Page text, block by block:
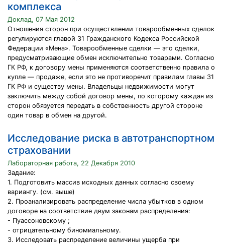
комплекса
Доклад, 07 Мая 2012
Отношения сторон при осуществлении товарообменных сделок
регулируются главой 31 Гражданского Кодекса Российской
Федерации «Мена». Товарообменные сделки — это сделки,
предусматривающие обмен исключительно товарами. Согласно
ГК РФ, к договору мены применяются соответственно правила о
купле — продаже, если это не противоречит правилам главы 31
ГК РФ и существу мены. Владельцы недвижимости могут
заключить между собой договор мены, по которому каждая из
сторон обязуется передать в собственность другой стороне
один товар в обмен на другой.
Исследование риска в автотранспортном
страховании
Лабораторная работа, 22 Декабря 2010
Задание:
1. Подготовить массив исходных данных согласно своему
варианту. (см. выше)
2. Проанализировать распределение числа убытков в одном
договоре на соответствие двум законам распределения:
- Пуассоновскому ;
- отрицательному биномиальному.
3. Исследовать распределение величины ущерба при